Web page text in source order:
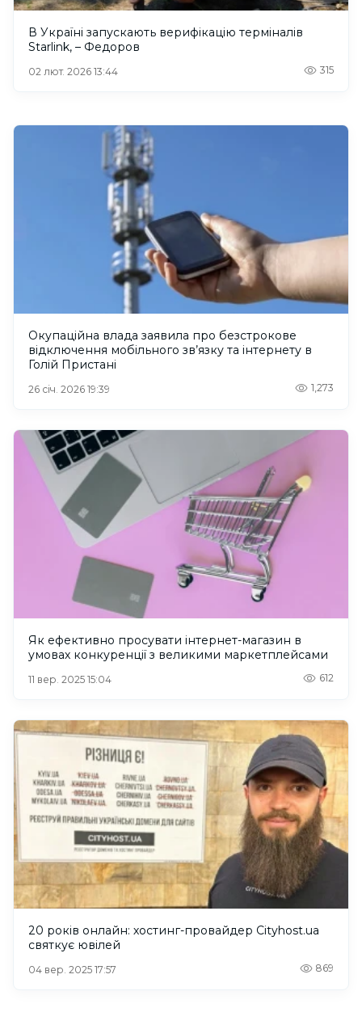
В Україні запускають верифікацію терміналів
Starlink, – Федоров
02 лют. 2026 13:44 315
Окупаційна влада заявила про безстрокове
відключення мобільного зв’язку та інтернету в
Голій Пристані
26 січ. 2026 19:39 1,273
Як ефективно просувати інтернет-магазин в
умовах конкуренції з великими маркетплейсами
11 вер. 2025 15:04 612
20 років онлайн: хостинг-провайдер Cityhost.ua
святкує ювілей
04 вер. 2025 17:57 869